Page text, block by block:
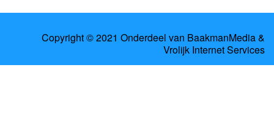
Copyright © 2021 Onderdeel van BaakmanMedia&
Vrolijk Internet Services